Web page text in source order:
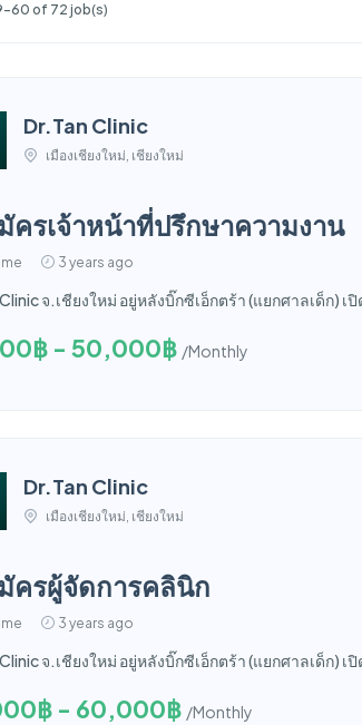
60 of 72 job(s)
Dr.Tan Clinic
เมืองเชียงใหม่, เชียงใหม่
ครเจ้าหน้าที่ปรึกษาความงาน
3 years ago
จ.เชียงใหม่ อยู่หลังบิ๊กซีเอ็กตร้า (แยกศาลเด็ก)
฿ - 50,000฿ /Monthly
Dr.Tan Clinic
เมืองเชียงใหม่, เชียงใหม่
ครผู้จัดการคลินิก
3 years ago
จ.เชียงใหม่ อยู่หลังบิ๊กซีเอ็กตร้า (แยกศาลเด็ก)
฿ - 60,000฿ /Monthly